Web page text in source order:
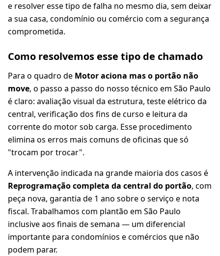
e resolver esse tipo de falha no mesmo dia, sem deixar
a sua casa, condomínio ou comércio com a segurança
comprometida.
Como resolvemos esse tipo de chamado
Para o quadro de Motor aciona mas o portão não
move, o passo a passo do nosso técnico em São Paulo
é claro: avaliação visual da estrutura, teste elétrico da
central, verificação dos fins de curso e leitura da
corrente do motor sob carga. Esse procedimento
elimina os erros mais comuns de oficinas que só
"trocam por trocar".
A intervenção indicada na grande maioria dos casos é
Reprogramação completa da central do portão, com
peça nova, garantia de 1 ano sobre o serviço e nota
fiscal. Trabalhamos com plantão em São Paulo
inclusive aos finais de semana — um diferencial
importante para condomínios e comércios que não
podem parar.